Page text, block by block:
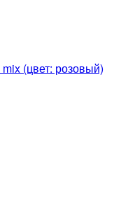
(цвет: розовый)